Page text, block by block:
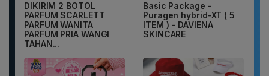
DIKIRIM 2 BOTOL
PARFUM SCARLETT
PARFUM WANITA
PARFUM PRIA WANGI
TAHAN...
Basic Package -
Puragen hybrid-XT ( 5
ITEM ) - DAVIENA
SKINCARE